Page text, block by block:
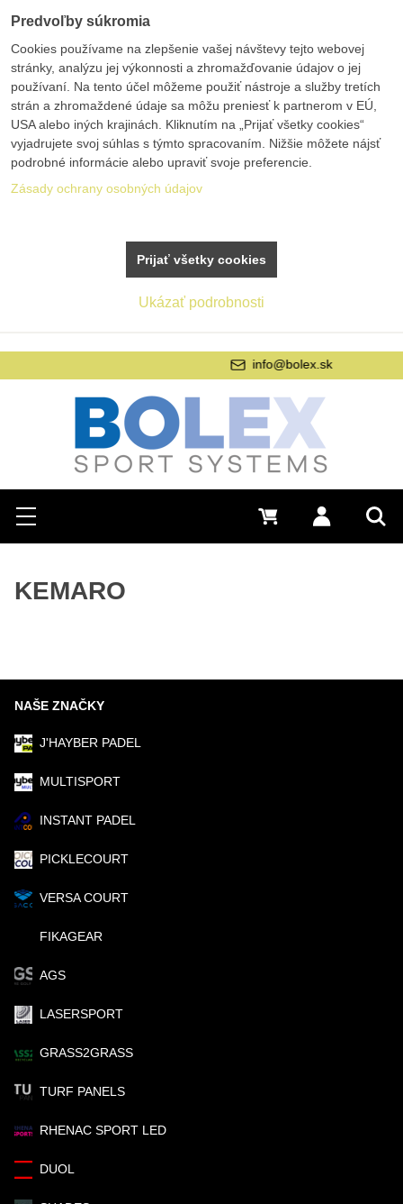
Hľadať
Menu Prihlásiť sa
0 €
info@bolex.sk
KEMARO
NAŠE ZNAČKY
J'HAYBER PADEL
MULTISPORT
INSTANT PADEL
PICKLECOURT
VERSA COURT
FIKAGEAR
AGS
LASERSPORT
GRASS2GRASS
TURF PANELS
RHENAC SPORT LED
DUOL
Predvoľby súkromia
Cookies používame na zlepšenie vašej návštevy tejto webovej
stránky, analýzu jej výkonnosti a zhromažďovanie údajov o jej
používaní. Na tento účel môžeme použiť nástroje a služby tretích
strán a zhromaždené údaje sa môžu preniesť k partnerom v EÚ,
USA alebo iných krajinách. Kliknutím na „Prijať všetky cookies“
vyjadrujete svoj súhlas s týmto spracovaním. Nižšie môžete nájsť
podrobné informácie alebo upraviť svoje preferencie.
Zásady ochrany osobných údajov
Ukázať podrobnosti
Prijať všetky cookies